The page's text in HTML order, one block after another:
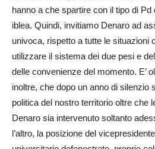
hanno a che spartire con il tipo di Pd
iblea. Quindi, invitiamo Denaro ad
univoca, rispetto a tutte le situazioni
utilizzare il sistema dei due pesi e
delle convenienze del momento. E’
inoltre, che dopo un anno di silenzio
politica del nostro territorio oltre che
Denaro sia intervenuto soltanto
l’altro, la posizione del